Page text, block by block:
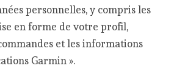
personnelles, y compris les
en forme de votre profil,
et les informations
Garmin ».